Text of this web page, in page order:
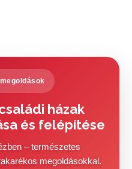
házak
és felépítése
– természetes
megoldásokkal.